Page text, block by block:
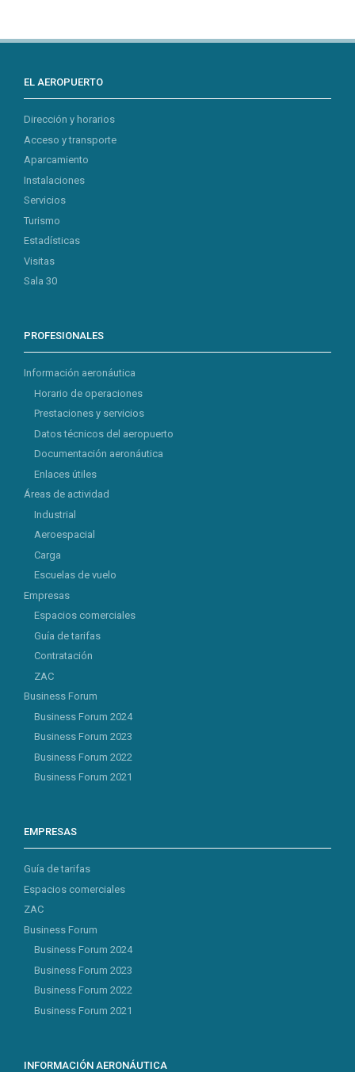
EL AEROPUERTO
Dirección y horarios
Acceso y transporte
Aparcamiento
Instalaciones
Servicios
Turismo
Estadísticas
Visitas
Sala 30
PROFESIONALES
Información aeronáutica
Horario de operaciones
Prestaciones y servicios
Datos técnicos del aeropuerto
Documentación aeronáutica
Enlaces útiles
Áreas de actividad
Industrial
Aeroespacial
Carga
Escuelas de vuelo
Empresas
Espacios comerciales
Guía de tarifas
Contratación
ZAC
Business Forum
Business Forum 2024
Business Forum 2023
Business Forum 2022
Business Forum 2021
EMPRESAS
Guía de tarifas
Espacios comerciales
ZAC
Business Forum
Business Forum 2024
Business Forum 2023
Business Forum 2022
Business Forum 2021
INFORMACIÓN AERONÁUTICA